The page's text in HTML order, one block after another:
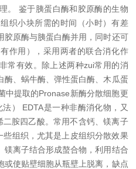
。 鉴于胰蛋白酶和胶原酶的生物
织小块所需的时间（小时）有差
胶原酶与胰蛋白酶并用，同时还可
作用），采用两者的联合消化作
常有效。
除上述两种zui常用的消
酶、蜗牛酶、弹性蛋白酶、木瓜蛋
中提取的Pronase新酶分散细胞更
） EDTA是一种非酶消化物，又
胺四乙酸。常用不含钙、镁离子
组织，尤其是上皮组织分散效果
镁离子结合形成螯合物，利用结合
或使贴壁细胞从瓶壁上脱离，缺点